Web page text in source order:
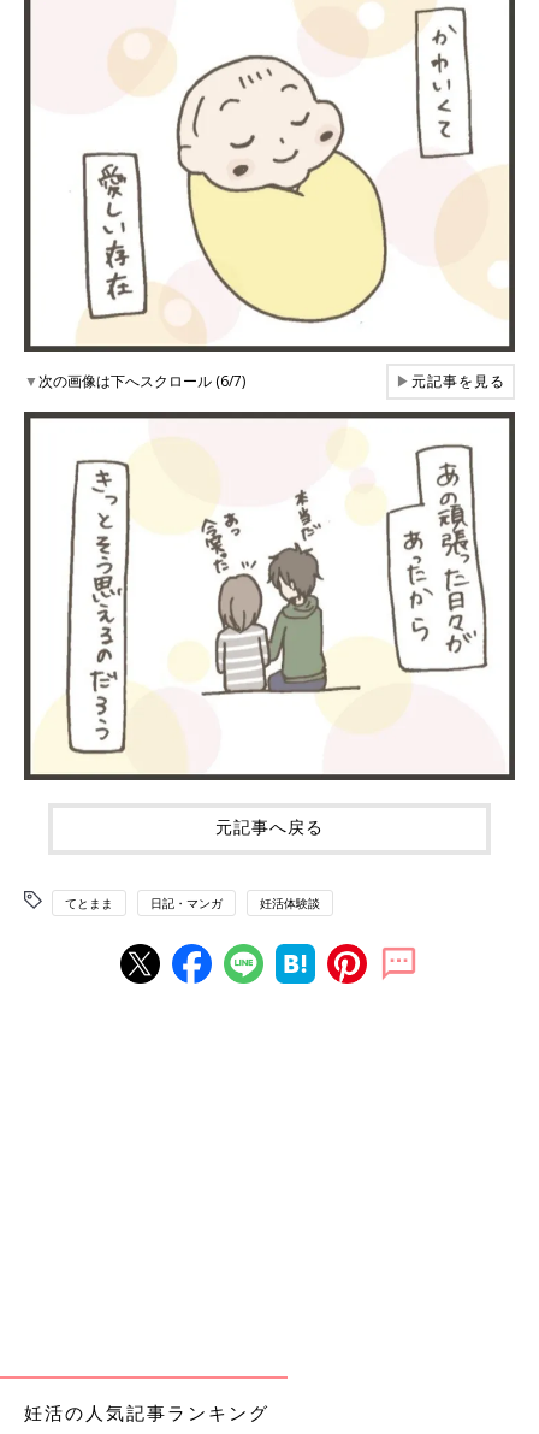
▼次の画像は下へスクロール (6/7) ▶元記事を見る
元記事へ戻る
てとまま 日記・マンガ 妊活体験談
妊活の人気記事ランキング